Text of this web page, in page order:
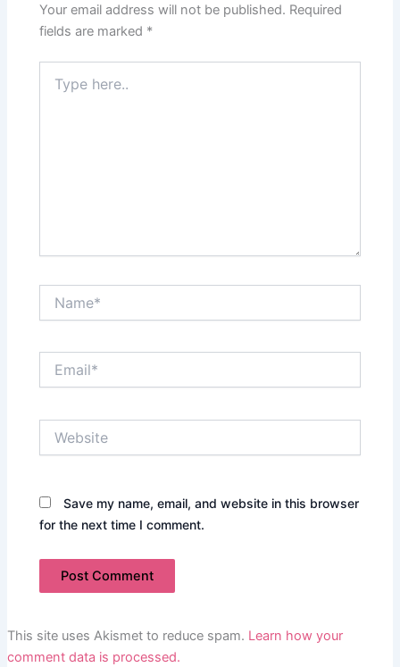
Your email address will not be published. Required
fields are marked *
here..
Save my name, email, and website in this browser
for the next time I comment.
This site uses Akismet to reduce spam. Learn how your
comment data is processed.